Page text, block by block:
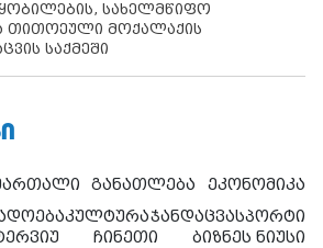
სახელმწიფო
თითოეული მოქალაქის
საქმეში
განათლება
ეკონომიკა
კულტურაჯანდაცვასპორტი
ჩინეთი ბიზნეს ნიუსი